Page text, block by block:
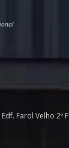
Farol Velho 2º F